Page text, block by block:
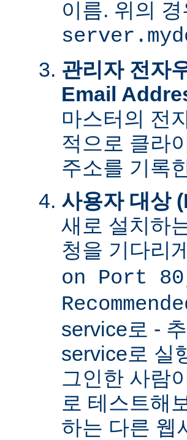
이름. 위의 경
관리자 전자
Email
마스터의 전
적으로 클라
주소를 기록
사용자 대상
새로 설치하
청을 기다리
on Port
service로 -
service로 실
그인한 사람
로 테스트해
하는 다른 웹